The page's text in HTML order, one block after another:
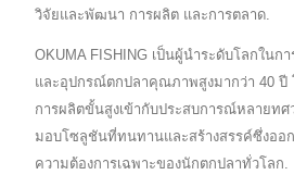
วิจัยและพัฒนา การผลิต และการตลาด.
OKUMA FISHING เป็นผู้นำระดับโลกในก
และอุปกรณ์ตกปลาคุณภาพสูงมากว่า 40 ปี
การผลิตขั้นสูงเข้ากับประสบการณ์หลายทศ
มอบโซลูชันที่ทนทานและสร้างสรรค์ซึ่งออ
ความต้องการเฉพาะของนักตกปลาทั่วโลก.